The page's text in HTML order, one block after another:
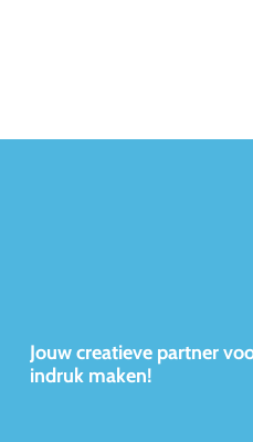
Jouw creatieve partner
indruk maken!